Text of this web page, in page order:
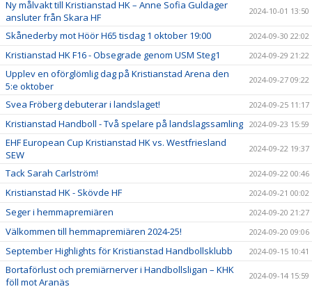
Ny målvakt till Kristianstad HK – Anne Sofia Guldager
ansluter från Skara HF
2024-10-01 13:50
Skånederby mot Höör H65 tisdag 1 oktober 19:00 2024-09-30 22:02
Kristianstad HK F16 - Obsegrade genom USM Steg1 2024-09-29 21:22
Upplev en oförglömlig dag på Kristianstad Arena den
5:e oktober
2024-09-27 09:22
Svea Fröberg debuterar i landslaget! 2024-09-25 11:17
Kristianstad Handboll - Två spelare på landslagssamling 2024-09-23 15:59
EHF European Cup Kristianstad HK vs. Westfriesland
SEW
2024-09-22 19:37
Tack Sarah Carlström! 2024-09-22 00:46
Kristianstad HK - Skövde HF 2024-09-21 00:02
Seger i hemmapremiären 2024-09-20 21:27
Välkommen till hemmapremiären 2024-25! 2024-09-20 09:06
September Highlights för Kristianstad Handbollsklubb 2024-09-15 10:41
Bortaförlust och premiärnerver i Handbollsligan – KHK
föll mot Aranäs
2024-09-14 15:59